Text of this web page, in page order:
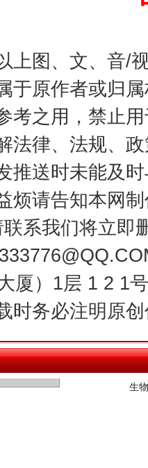
上图、文、音/
于原作者或归
考之用，禁止
法律、法规、
推送时未能及
烦请告知本网
系我们将立即
厦）1层 1 2 1
时务必注明原生